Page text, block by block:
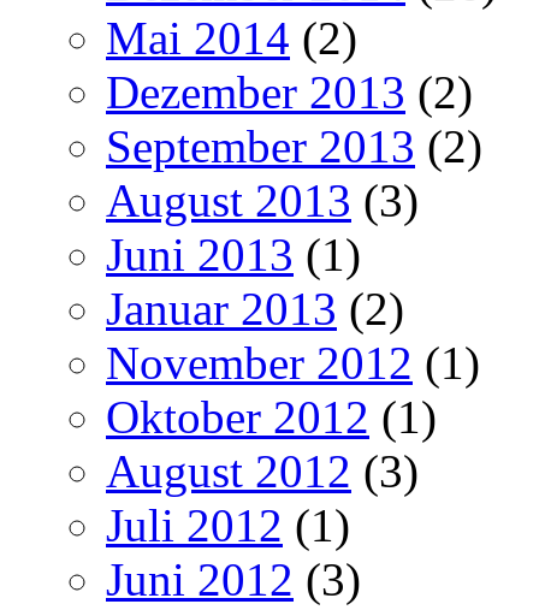
Mai 2014 (2)
Dezember 2013 (2)
September 2013 (2)
August 2013 (3)
Juni 2013 (1)
Januar 2013 (2)
November 2012 (1)
Oktober 2012 (1)
August 2012 (3)
Juli 2012 (1)
Juni 2012 (3)